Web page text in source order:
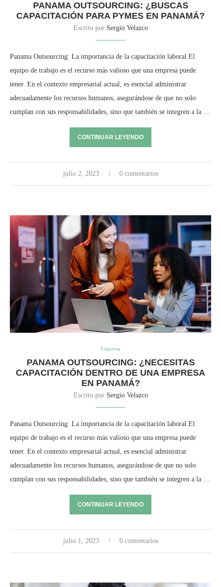
PANAMA OUTSOURCING: ¿BUSCAS
CAPACITACIÓN PARA PYMES EN PANAMÁ?
Escrito por Sergio Velazco
Panama Outsourcing: La importancia de la capacitación laboral El
equipo de trabajo es el recurso más valioso que una empresa puede
tener. En el contexto empresarial actual, es esencial administrar
adecuadamente los recursos humanos, asegurándose de que no solo
cumplan con sus responsabilidades, sino que también se integren a la …
CONTINUAR LEYENDO
julio 2, 2023 0 comentarios
Empresa
PANAMA OUTSOURCING: ¿NECESITAS
CAPACITACIÓN DENTRO DE UNA EMPRESA
EN PANAMÁ?
Escrito por Sergio Velazco
Panama Outsourcing: La importancia de la capacitación laboral El
equipo de trabajo es el recurso más valioso que una empresa puede
tener. En el contexto empresarial actual, es esencial administrar
adecuadamente los recursos humanos, asegurándose de que no solo
cumplan con sus responsabilidades, sino que también se integren a la …
CONTINUAR LEYENDO
julio 1, 2023 0 comentarios